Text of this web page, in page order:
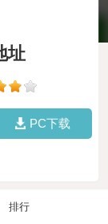
址
PC下载
排行